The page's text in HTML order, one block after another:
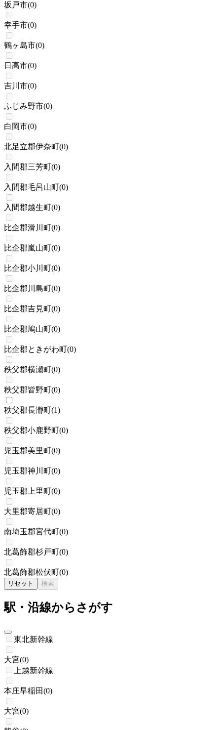
坂戸市(0)
幸手市(0)
鶴ヶ島市(0)
日高市(0)
吉川市(0)
ふじみ野市(0)
白岡市(0)
北足立郡伊奈町(0)
入間郡三芳町(0)
入間郡毛呂山町(0)
入間郡越生町(0)
比企郡滑川町(0)
比企郡嵐山町(0)
比企郡小川町(0)
比企郡川島町(0)
比企郡吉見町(0)
比企郡鳩山町(0)
比企郡ときがわ町(0)
秩父郡横瀬町(0)
秩父郡皆野町(0)
秩父郡長瀞町(1)
秩父郡小鹿野町(0)
児玉郡美里町(0)
児玉郡神川町(0)
児玉郡上里町(0)
大里郡寄居町(0)
南埼玉郡宮代町(0)
北葛飾郡杉戸町(0)
北葛飾郡松伏町(0)
リセット 検索
駅・沿線からさがす
東北新幹線
大宮(0)
上越新幹線
本庄早稲田(0)
大宮(0)